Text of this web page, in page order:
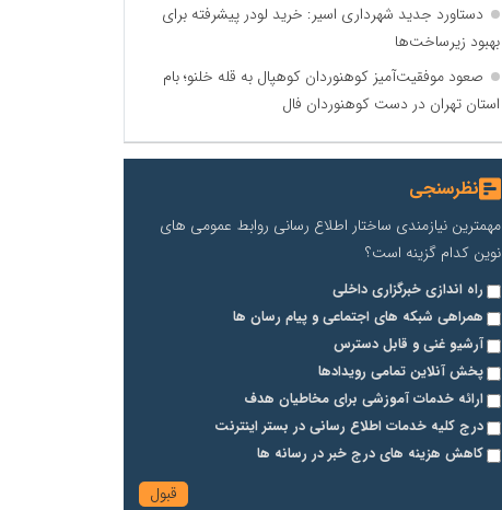
دستاورد جدید شهرداری اسیر: خرید لودر پیشرفته برای
بهبود زیرساخت‌ها
صعود موفقیت‌آمیز کوهنوردان کوهپال به قله خلنو؛ بام
استان تهران در دست کوهنوردان فال
نظرسنجی
مهمترین نیازمندی ساختار اطلاع رسانی روابط عمومی های
نوین کدام گزینه است؟
راه اندازی خبرگزاری داخلی
همراهی شبکه های اجتماعی و پیام رسان ها
آرشیو غنی و قابل دسترس
پخش آنلاین تمامی رویدادها
ارائه خدمات آموزشی برای مخاطیان هدف
درج کلیه خدمات اطلاع رسانی در بستر اینترنت
کاهش هزینه های درج خبر در رسانه ها